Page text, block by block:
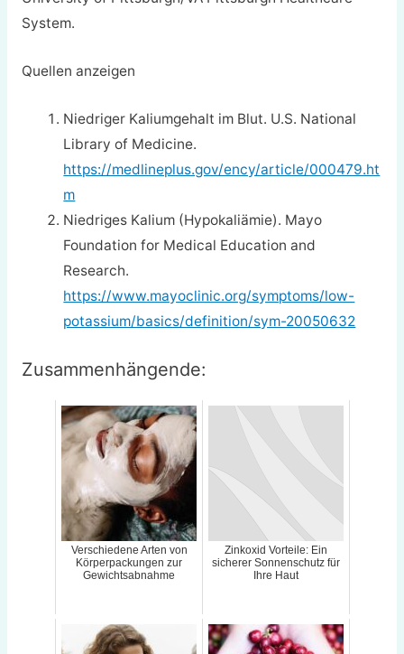
System.
Quellen anzeigen
Niedriger Kaliumgehalt im Blut. U.S. National
Library of Medicine.
https://medlineplus.gov/ency/article/000479.ht
m
Niedriges Kalium (Hypokaliämie). Mayo
Foundation for Medical Education and
Research.
https://www.mayoclinic.org/symptoms/low-
potassium/basics/definition/sym-20050632
Zusammenhängende:
Verschiedene Arten von
Körperpackungen zur
Gewichtsabnahme
Zinkoxid Vorteile: Ein
sicherer Sonnenschutz für
Ihre Haut